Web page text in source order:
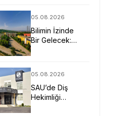
Tanıdı
05.08.2026
Bilimin İzinde
Bir Gelecek:
05.08.2026
SAU’de Diş
Hekimliği